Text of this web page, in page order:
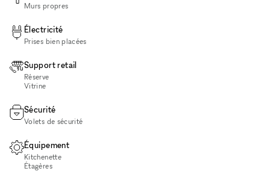
Murs propres
Électricité
Prises bien placées
Support retail
Réserve
Vitrine
Sécurité
Volets de sécurité
Équipement
Kitchenette
Étagères